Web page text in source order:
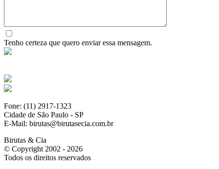
Tenho certeza que quero enviar essa mensagem.
Fone: (11) 2917-1323
Cidade de São Paulo - SP
E-Mail: birutas@birutasecia.com.br
Birutas & Cia
© Copyright 2002 - 2026
Todos os direitos reservados